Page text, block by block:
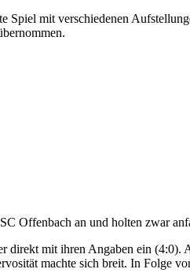
Spiel mit verschiedenen
Offenbach an und holten zwar
direkt mit ihren Angaben ein
machte sich breit. In Folge